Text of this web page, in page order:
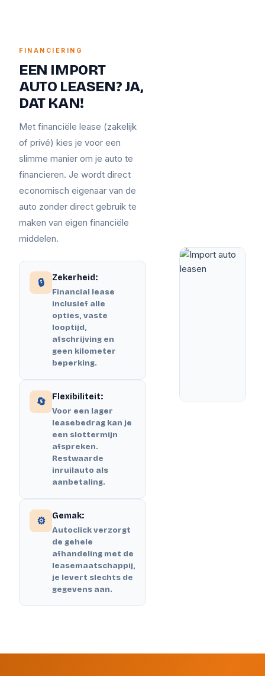
FINANCIERING
EEN IMPORT
AUTO LEASEN? JA,
DAT KAN!
Met financiële lease (zakelijk
of privé) kies je voor een
slimme manier om je auto te
financieren. Je wordt direct
economisch eigenaar van de
auto zonder direct gebruik te
maken van eigen financiële
middelen.
🔒 Zekerheid:
Financial lease
inclusief alle
opties, vaste
looptijd,
afschrijving en
geen kilometer
beperking.
🔄 Flexibiliteit:
Voor een lager
leasebedrag kan je
een slottermijn
afspreken.
Restwaarde
inruilauto als
aanbetaling.
⚙️ Gemak:
Autoclick verzorgt
de gehele
afhandeling met de
leasemaatschappij,
je levert slechts de
gegevens aan.